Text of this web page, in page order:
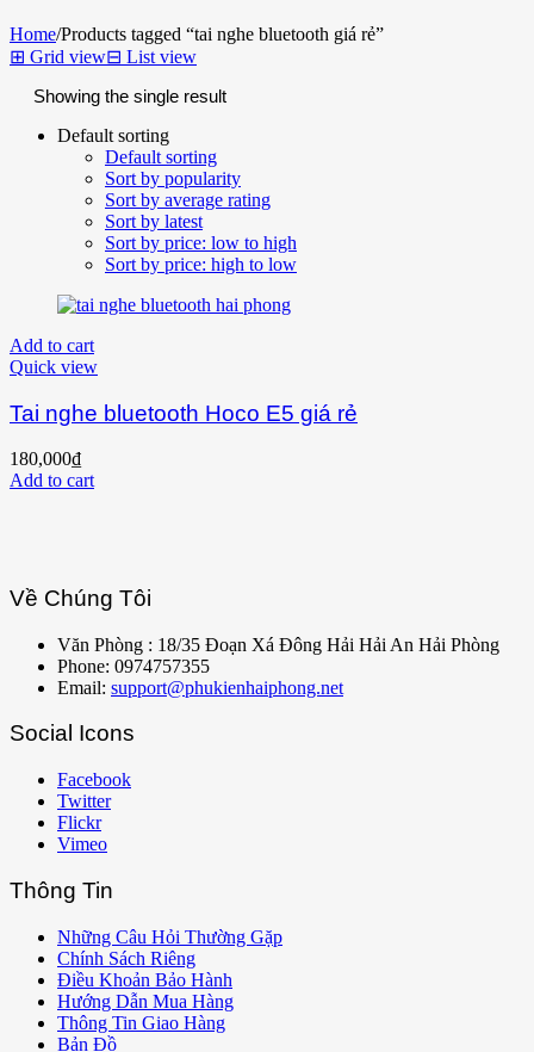
Home/Products tagged “tai nghe bluetooth giá rẻ”
⊞ Grid view⊟ List view
Showing the single result
Default sorting
Default sorting
Sort by popularity
Sort by average rating
Sort by latest
Sort by price: low to high
Sort by price: high to low
Add to cart
Quick view
Tai nghe bluetooth Hoco E5 giá rẻ
180,000₫
Add to cart
Về Chúng Tôi
Văn Phòng : 18/35 Đoạn Xá Đông Hải Hải An Hải Phòng
Phone: 0974757355
Email: support@phukienhaiphong.net
Social Icons
Facebook
Twitter
Flickr
Vimeo
Thông Tin
Những Câu Hỏi Thường Gặp
Chính Sách Riêng
Điều Khoản Bảo Hành
Hướng Dẫn Mua Hàng
Thông Tin Giao Hàng
Bản Đồ